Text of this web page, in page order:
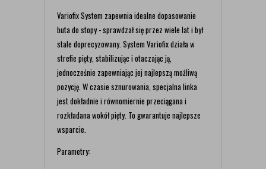
Variofix System zapewnia idealne dopasowanie
buta do stopy - sprawdzał się przez wiele lat i był
stale doprecyzowany. System Variofix działa w
strefie pięty, stabilizując i otaczając ją,
jednocześnie zapewniając jej najlepszą możliwą
pozycję. W czasie sznurowania, specjalna linka
jest dokładnie i równomiernie przeciągana i
rozkładana wokół pięty. To gwarantuje najlepsze
wsparcie.
Parametry: